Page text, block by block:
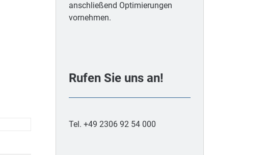
anschließend Optimierungen
vornehmen.
Rufen Sie uns an!
Tel. +49 2306 92 54 000